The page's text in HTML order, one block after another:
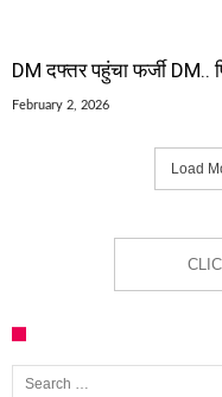
DM दफ्तर पहुंचा फर्जी DM..
February 2, 2026
Load
Search for: